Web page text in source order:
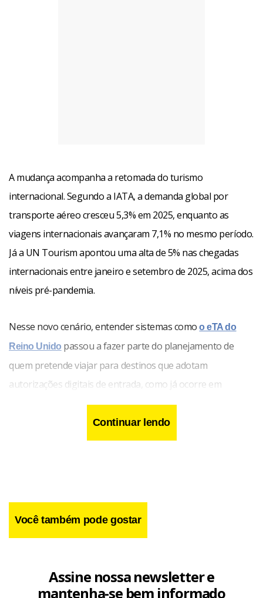
A mudança acompanha a retomada do turismo
internacional. Segundo a IATA, a demanda global por
transporte aéreo cresceu 5,3% em 2025, enquanto as
viagens internacionais avançaram 7,1% no mesmo período.
Já a UN Tourism apontou uma alta de 5% nas chegadas
internacionais entre janeiro e setembro de 2025, acima dos
níveis pré-pandemia.
Nesse novo cenário, entender sistemas comoo eTA do
Reino Unido passou a fazer parte do planejamento de
quem pretende viajar para destinos que adotam
autorizações digitais de entrada, como já ocorre em
diferentes formatos nos Estados Unidos, no Canadá, na
Austrália e no próprio Reino Unido.
Continuar lendo
Você também pode gostar
Assine nossa newsletter e
mantenha-se bem informado